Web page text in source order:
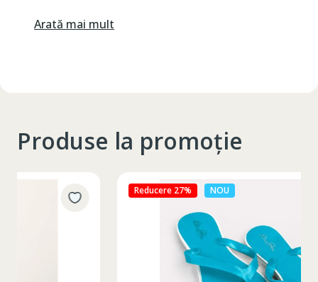
Arată mai mult
Produse la promoție
Reducere 27%